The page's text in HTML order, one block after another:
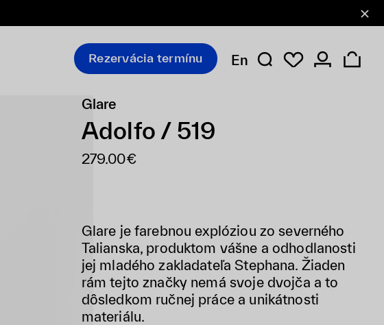
Rezervácia termínu En
Glare
Adolfo / 519
279.00€
Glare je farebnou explóziou zo severného
Talianska, produktom vášne a odhodlanosti
jej mladého zakladateľa Stephana. Žiaden
rám tejto značky nemá svoje dvojča a to
dôsledkom ručnej práce a unikátnosti
materiálu.